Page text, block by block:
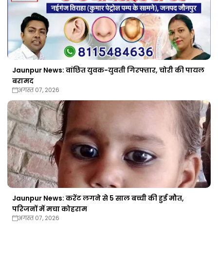
Jaunpur News: वांछित युवक-युवती गिरफ्तार, चोरी की पायल
बरामद
अगस्त 07, 2026
Jaunpur News: करेंट लगने से 5 साल बच्ची की हुई मौत,
परिजनों में मचा कोहराम
अगस्त 07, 2026